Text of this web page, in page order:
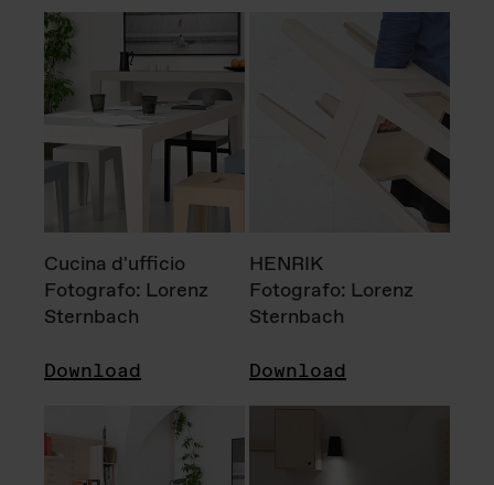
Cucina d'ufficio
Fotografo: Lorenz
Sternbach
Download
HENRIK
Fotografo: Lorenz
Sternbach
Download